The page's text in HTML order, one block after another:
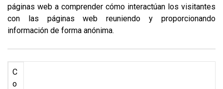
páginas web a comprender cómo interactúan los visitantes
con las páginas web reuniendo y proporcionando
información de forma anónima.
C
o